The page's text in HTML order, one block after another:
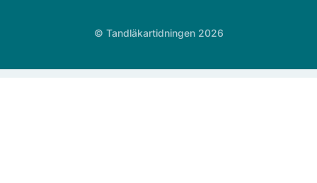
© Tandläkartidningen 2026